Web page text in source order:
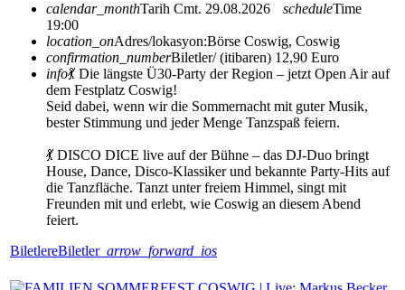
calendar_monthTarih Cmt. 29.08.2026 scheduleTime
19:00
location_onAdres/lokasyon:Börse Coswig, Coswig
confirmation_numberBiletler/ (itibaren) 12,90 Euro
info💃 Die längste Ü30-Party der Region – jetzt Open Air auf
dem Festplatz Coswig!
Seid dabei, wenn wir die Sommernacht mit guter Musik,
bester Stimmung und jeder Menge Tanzspaß feiern.
💃 DISCO DICE live auf der Bühne – das DJ-Duo bringt
House, Dance, Disco-Klassiker und bekannte Party-Hits auf
die Tanzfläche. Tanzt unter freiem Himmel, singt mit
Freunden mit und erlebt, wie Coswig an diesem Abend
feiert.
BiletlereBiletler arrow_forward_ios